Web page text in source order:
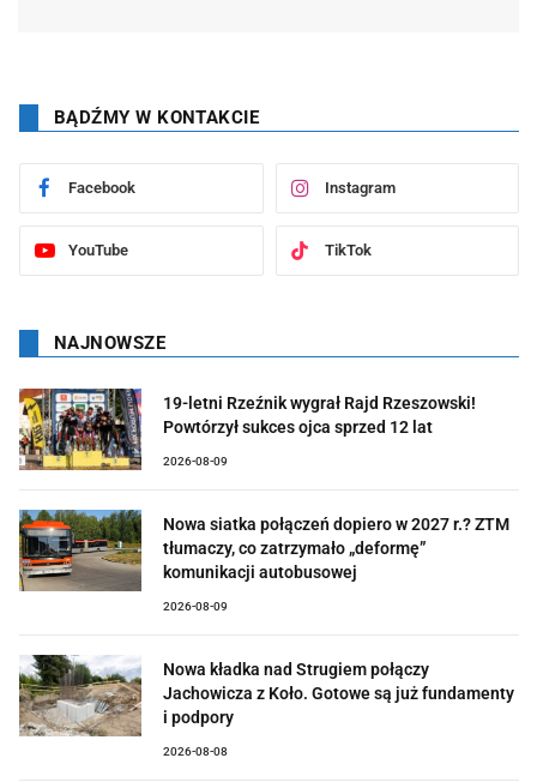
BĄDŹMY W KONTAKCIE
Facebook Instagram
YouTube TikTok
NAJNOWSZE
19-letni Rzeźnik wygrał Rajd Rzeszowski!
Powtórzył sukces ojca sprzed 12 lat
2026-08-09
Nowa siatka połączeń dopiero w 2027 r.? ZTM
tłumaczy, co zatrzymało „deformę”
komunikacji autobusowej
2026-08-09
Nowa kładka nad Strugiem połączy
Jachowicza z Koło. Gotowe są już fundamenty
i podpory
2026-08-08